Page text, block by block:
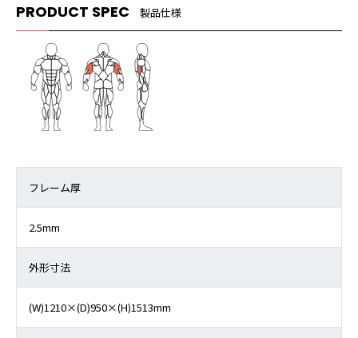
PRODUCT SPEC 製品仕様
フレーム厚
2.5mm
外形寸法
(W)1210×(D)950×(H)1513mm